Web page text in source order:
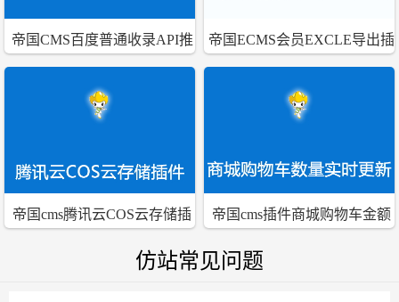
帝国CMS百度普通收录API推
送插件下载
帝国ECMS会员EXCLE导出插
件
帝国cms腾讯云COS云存储插
帝国cms插件商城购物车金额
仿站常见问题